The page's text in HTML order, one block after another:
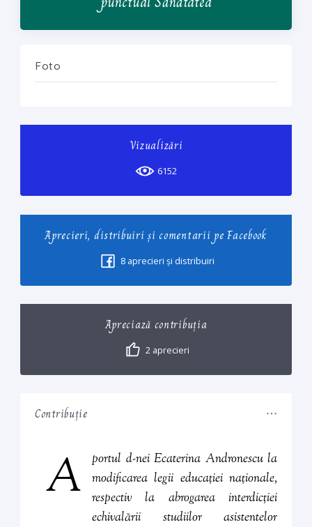
Foto
Vizualizări
6152
Aprecieri, distribuiri și comentarii pe Facebook
8aprecieri și distribuiri
Apreciază contribuția
2aprecieri
Contribuție
A
portul d-nei Ecaterina Andronescu la
modificarea legii educației naționale,
respectiv la abrogarea interdicției
echivalării studiilor asistentelor